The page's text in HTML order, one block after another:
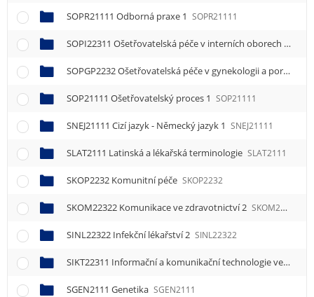
SOPR21111 Odborná praxe 1 SOPR21111
SOPI22311 Ošetřovatelská péče v interních oborech 1
SOPGP2232 Ošetřovatelská péče v gynekologii a porodnictví
SOP21111 Ošetřovatelský proces 1 SOP21111
SNEJ21111 Cizí jazyk - Německý jazyk 1 SNEJ21111
SLAT2111 Latinská a lékařská terminologie SLAT2111
SKOP2232 Komunitní péče SKOP2232
SKOM22322 Komunikace ve zdravotnictví 2 SKOM22322
SINL22322 Infekční lékařství 2 SINL22322
SIKT22311 Informační a komunikační technologie ve zdravotnictví 1
SGEN2111 Genetika SGEN2111